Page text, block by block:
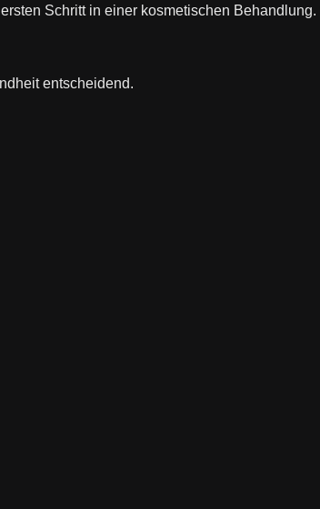
Schritt in einer kosmetischen Behandlung.
entscheidend.